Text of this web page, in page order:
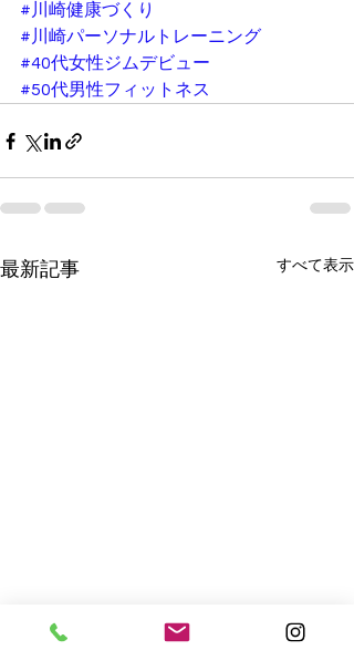
#川崎健康づくり
#川崎パーソナルトレーニング
#40代女性ジムデビュー
#50代男性フィットネス
最新記事 すべて表示